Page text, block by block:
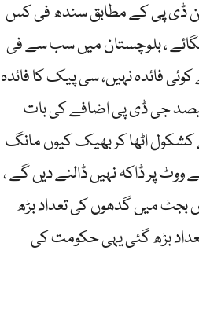
این ڈی پی کے مطابق سندھ فی کس
، بلوچستان میں سب سے فی
فائدہ نہیں، سی پیک کا فائدہ
فیصد جی ڈی پی اضافے کی بات
کشکول اٹھا کر بھیک کیوں مانگ
ووٹ پر ڈاکہ نہیں ڈالنے دیں گے ،
بجٹ میں گدھوں کی تعداد بڑھ
بڑھ گئی یہی حکومت کی